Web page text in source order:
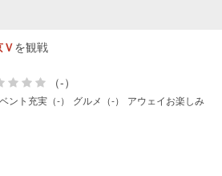
を観戦
（-）
ント充実（-） グルメ（-）
アウェイお楽しみ